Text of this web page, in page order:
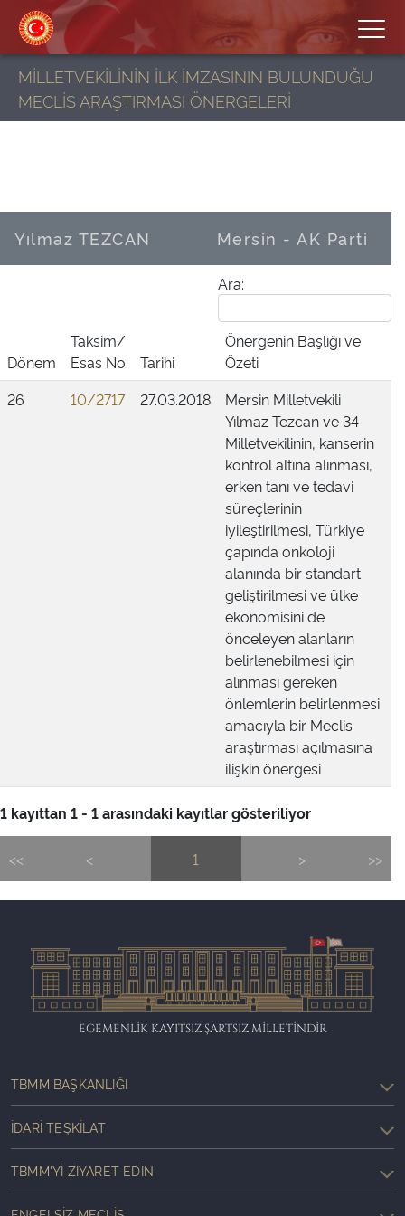
MİLLETVEKİLİNİN İLK İMZASININ BULUNDUĞU
MECLİS ARAŞTIRMASI ÖNERGELERİ
Yılmaz TEZCAN Mersin - AK Parti
Ara:
Dönem
Taksim/
Esas No
Tarihi
Önergenin Başlığı ve
Özeti
26
10/2717 27.03.2018
Mersin Milletvekili
Yılmaz Tezcan ve 34
Milletvekilinin, kanserin
kontrol altına alınması,
erken tanı ve tedavi
süreçlerinin
iyileştirilmesi, Türkiye
çapında onkoloji
alanında bir standart
geliştirilmesi ve ülke
ekonomisini de
önceleyen alanların
belirlenebilmesi için
alınması gereken
önlemlerin belirlenmesi
amacıyla bir Meclis
araştırması açılmasına
ilişkin önergesi
1 kayıttan 1 - 1 arasındaki kayıtlar gösteriliyor
<< < 1 > >>
EGEMENLİK KAYITSIZ ŞARTSIZ MİLLETİNDİR
TBMM BAŞKANLIĞI
İDARI TEŞKILAT
TBMM'YI ZIYARET EDIN